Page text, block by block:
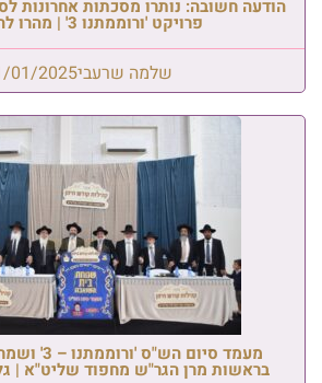
הודעה חשובה: נותרו מסכתות אחרונות
פרויקט 'ורוממתנו 3' | מהרו להירשם!
שלמה שרעבי01/2025
מעמד סיום
בראשות מרן הגר"ש מחפוד שליט"א |